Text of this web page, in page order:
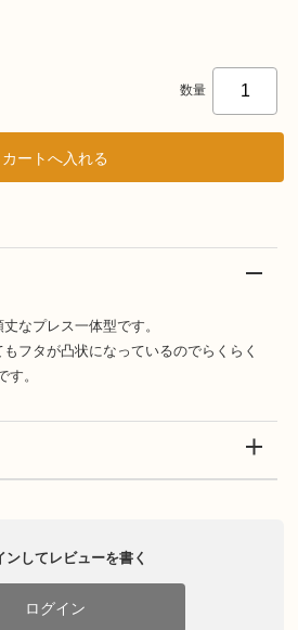
数量
なプレス一体型です。
フタが凸状になっているのでらくらく
す。
ンしてレビューを書く
ログイン